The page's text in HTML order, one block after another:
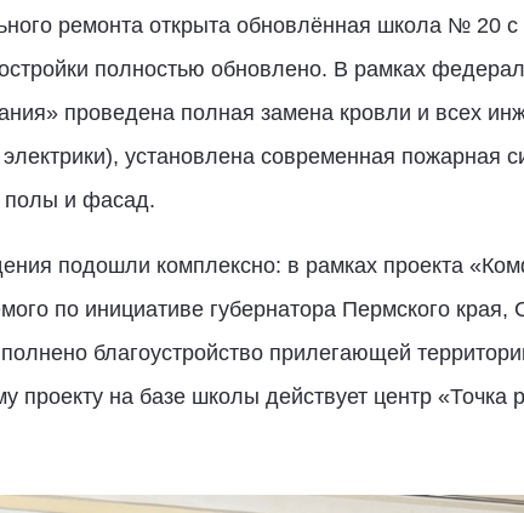
ремонта открыта обновлённая школа № 20
полностью обновлено. В рамках
проведена полная замена кровли и всех
установлена современная пожарная
полы и фасад.
подошли комплексно: в рамках проекта
по инициативе губернатора Пермского края,
благоустройство прилегающей
на базе школы действует центр «Точка